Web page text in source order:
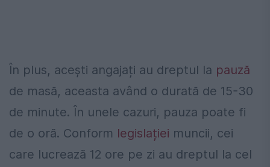
În plus, acești angajați au dreptul la pauză
de masă, aceasta având o durată de 15-30
de minute. În unele cazuri, pauza poate fi
de o oră. Conform legislației muncii, cei
care lucrează 12 ore pe zi au dreptul la cel